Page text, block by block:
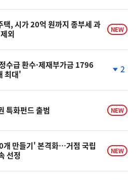
상
승
택, 시가 20억 원까지 종부세 과
외
NEW
수급 환수·제재부가금 1796
최대'
하
락
2
특화펀드 출범 NEW
개 만들기' 본격화…거점 국립
선정
NEW